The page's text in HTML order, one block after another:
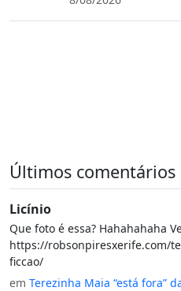
Últimos comentários
Licínio
Que foto é essa? Hahahahaha
https://robsonpiresxerife.com/
ficcao/
em Terezinha Maia “está fora”